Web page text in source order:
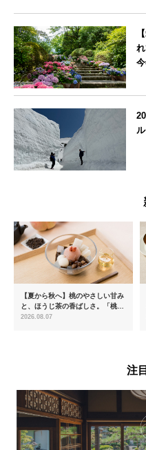
【夏から秋へ】桃のやさしい甘み
と、ほうじ茶の香ばしさ。「桃と
ほうじ茶のあんみつ」を8月中旬
2026.08.07
注